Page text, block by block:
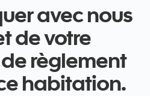
avec nous
de votre
règlement
habitation.